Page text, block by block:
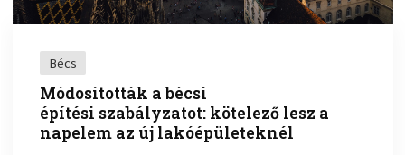
Bécs
Módosították a bécsi
építési szabályzatot: kötelező lesz a
napelem az új lakóépületeknél